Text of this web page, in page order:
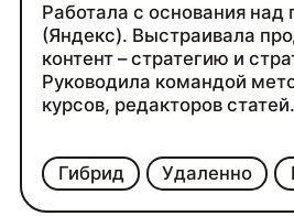
Гибрид Удаленно
Работала с основания над
(Яндекс). Выстраивала
контент – стратегию и
Руководила командой
курсов, редакторов
иллюстратор, оператор,
редактор) и маркетингом
(дизайнеры лендингов,